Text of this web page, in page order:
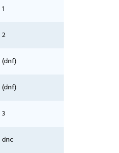
1
2
(dnf)
(dnf)
3
dnc